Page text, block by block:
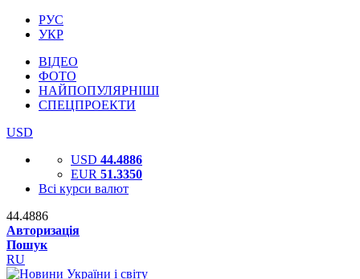
РУС
УКР
ВІДЕО
ФОТО
НАЙПОПУЛЯРНІШІ
СПЕЦПРОЕКТИ
USD
USD 44.4886
EUR 51.3350
Всі курси валют
44.4886
Авторизація
Пошук
RU